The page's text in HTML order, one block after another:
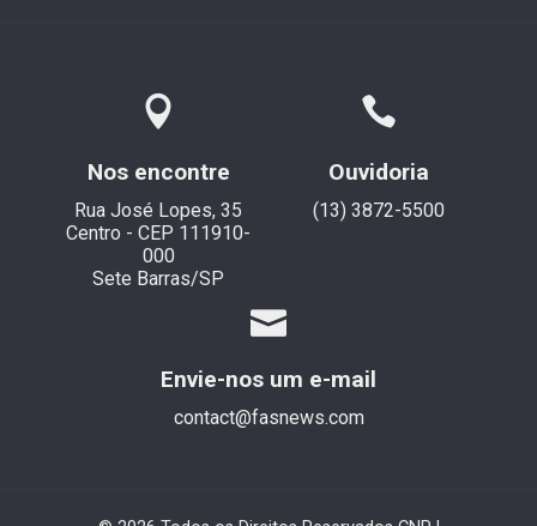
Nos encontre
Rua José Lopes, 35
Centro - CEP 111910-
000
Sete Barras/SP
Ouvidoria
(13) 3872-5500
Envie-nos um e-mail
contact@fasnews.com